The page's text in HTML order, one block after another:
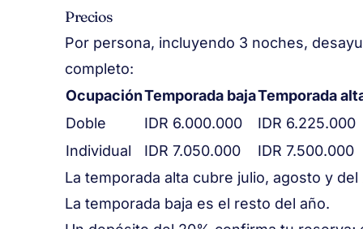
Precios
Por persona, incluyendo 3 noches,
completo:
OcupaciónTemporada bajaTemporada
Doble
IDR 6.000.000
IDR 6.225.000
Individual
IDR 7.050.000
IDR 7.500.000
La temporada alta cubre julio, agosto y
La temporada baja es el resto del año.